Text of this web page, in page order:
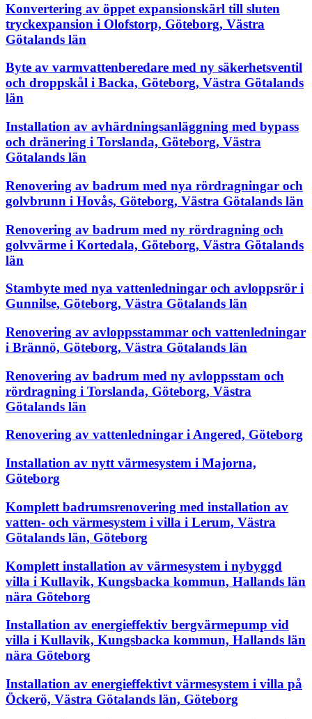
Konvertering av öppet expansionskärl till sluten
tryckexpansion i Olofstorp, Göteborg, Västra
Götalands län
Byte av varmvattenberedare med ny säkerhetsventil
och droppskål i Backa, Göteborg, Västra Götalands
län
Installation av avhärdningsanläggning med bypass
och dränering i Torslanda, Göteborg, Västra
Götalands län
Renovering av badrum med nya rördragningar och
golvbrunn i Hovås, Göteborg, Västra Götalands län
Renovering av badrum med ny rördragning och
golvvärme i Kortedala, Göteborg, Västra Götalands
län
Stambyte med nya vattenledningar och avloppsrör i
Gunnilse, Göteborg, Västra Götalands län
Renovering av avloppsstammar och vattenledningar
i Brännö, Göteborg, Västra Götalands län
Renovering av badrum med ny avloppsstam och
rördragning i Torslanda, Göteborg, Västra
Götalands län
Renovering av vattenledningar i Angered, Göteborg
Installation av nytt värmesystem i Majorna,
Göteborg
Komplett badrumsrenovering med installation av
vatten- och värmesystem i villa i Lerum, Västra
Götalands län, Göteborg
Komplett installation av värmesystem i nybyggd
villa i Kullavik, Kungsbacka kommun, Hallands län
nära Göteborg
Installation av energieffektiv bergvärmepump vid
villa i Kullavik, Kungsbacka kommun, Hallands län
nära Göteborg
Installation av energieffektivt värmesystem i villa på
Öckerö, Västra Götalands län, Göteborg